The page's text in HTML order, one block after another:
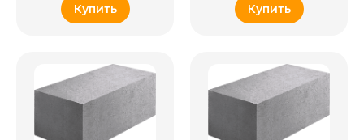
Купить Купить